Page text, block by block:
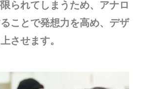
られてしまうため、アナロ
ことで発想力を高め、デザ
させます。